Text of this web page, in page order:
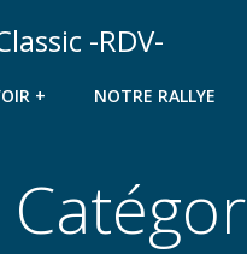
-RDV-
+ NOTRE RALLYE